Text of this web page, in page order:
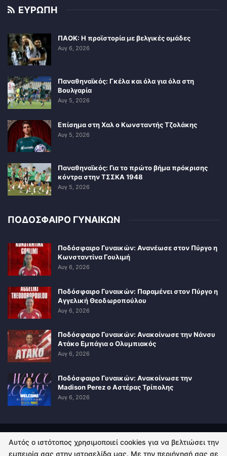
ΕΥΡΩΠΗ
ΠΑΟΚ: Η προϊστορία με βελγικές ομάδες
Αυγ 6, 2026
Παναθηναϊκός: Γκέλα και όλα για όλα στη
Βουλγαρία
Αυγ 5, 2026
Επίσημα στη Χαλ ο Κωνσταντής Τζολάκης
Αυγ 5, 2026
Παναθηναϊκός: Για το πρώτο βήμα πρόκρισης
κόντρα στην ΤΣΣΚΑ 1948
Αυγ 5, 2026
ΠΟΔΟΣΦΑΙΡΟ ΓΥΝΑΙΚΩΝ
Ποδόσφαιρο Γυναικών: Ανανέωσε στον Πύργο η
Κωνσταντίνα Γουλιμή
Αυγ 6, 2026
Ποδόσφαιρο Γυναικών: Παραμένει στον Πύργο η
Αγγελική Θεοδωροπούλου
Αυγ 6, 2026
Ποδόσφαιρο Γυναικών: Ανακοίνωσε την Νάνσυ
Ατάκο Εμπάγια ο Ολυμπιακός
Αυγ 6, 2026
Ποδόσφαιρο Γυναικών: Ανακοίνωσε την
Madison Perez ο Αστέρας Τρίπολης
Αυγ 6, 2026
ΠΟΛΙΤΙΚΗ ΑΠΟΡΡΗΤΟΥ ΕΠΙΚΟΙΝΩΝΙΑ
Αυτός ο ιστότοπος χρησιμοποιεί cookies για να βελτιώσει την
εμπειρία σας στην ιστοσελίδα μας. Με την περιήγησή σας σε